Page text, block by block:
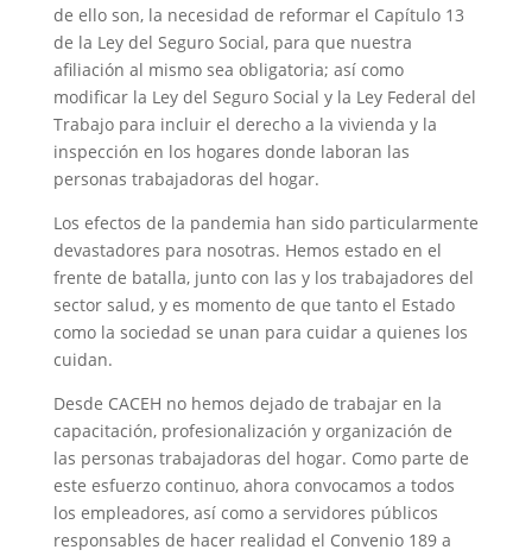
de ello son, la necesidad de reformar el Capítulo 13
de la Ley del Seguro Social, para que nuestra
afiliación al mismo sea obligatoria; así como
modificar la Ley del Seguro Social y la Ley Federal del
Trabajo para incluir el derecho a la vivienda y la
inspección en los hogares donde laboran las
personas trabajadoras del hogar.
Los efectos de la pandemia han sido particularmente
devastadores para nosotras. Hemos estado en el
frente de batalla, junto con las y los trabajadores del
sector salud, y es momento de que tanto el Estado
como la sociedad se unan para cuidar a quienes los
cuidan.
Desde CACEH no hemos dejado de trabajar en la
capacitación, profesionalización y organización de
las personas trabajadoras del hogar. Como parte de
este esfuerzo continuo, ahora convocamos a todos
los empleadores, así como a servidores públicos
responsables de hacer realidad el Convenio 189 a